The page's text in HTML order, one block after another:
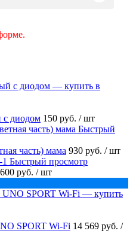
с диодом 150 руб. / шт
Быстрый
часть) мама 930 руб. / шт
Быстрый просмотр
600 руб. / шт
SPORT Wi-Fi 14 569 руб. /